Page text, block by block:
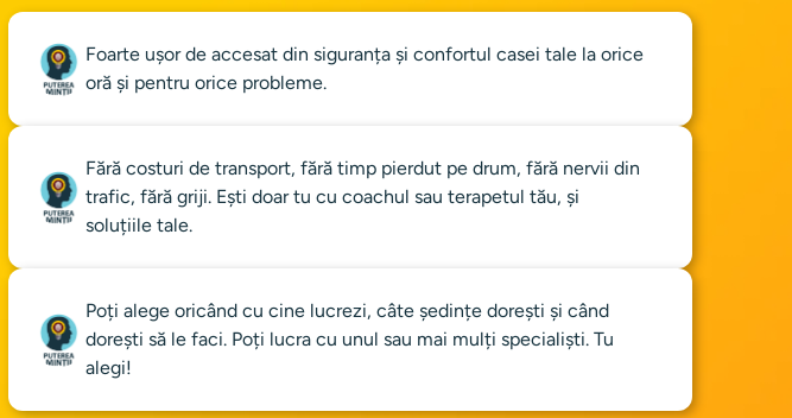
Foarte ușor de accesat din siguranța și confortul casei tale la orice
oră și pentru orice probleme.
Fără costuri de transport, fără timp pierdut pe drum, fără nervii din
trafic, fără griji. Ești doar tu cu coachul sau terapetul tău, și
soluțiile tale.
Poți alege oricând cu cine lucrezi, câte ședințe dorești și când
dorești să le faci. Poți lucra cu unul sau mai mulți specialiști. Tu
alegi!